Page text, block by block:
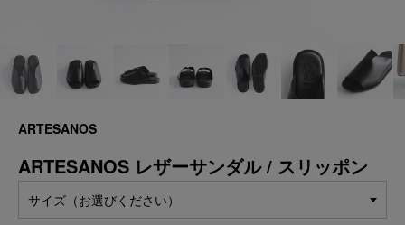
ARTESANOS
ARTESANOS レザーサンダル / スリッポン
サイズ（お選びください）